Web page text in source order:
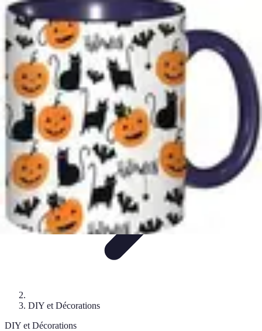
Citrouilles et Fantômes
Décorations HalloweenCuisine et SantéLégendes et
histoires Culture DIY & Décoration
Citrouilles et Fantômes
DIY et Décorations
DIY et Décorations